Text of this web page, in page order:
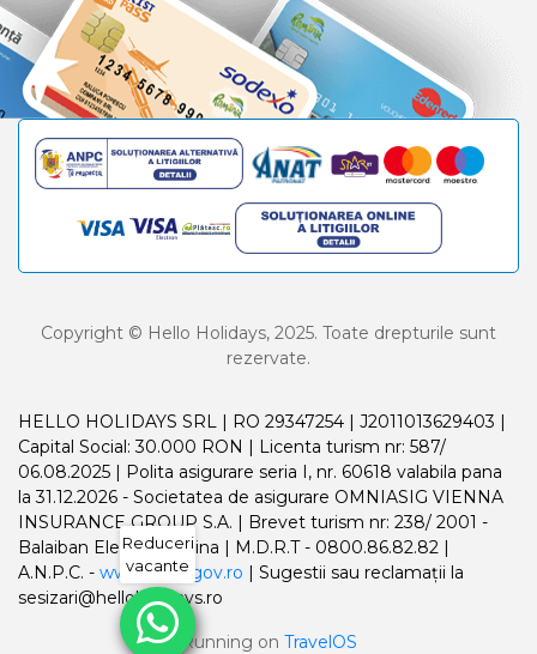
Copyright © Hello Holidays, 2025. Toate drepturile sunt
rezervate.
HELLO HOLIDAYS SRL | RO 29347254 | J2011013629403 |
Capital Social: 30.000 RON | Licenta turism nr: 587/
06.08.2025 | Polita asigurare seria I, nr. 60618 valabila pana
la 31.12.2026 - Societatea de asigurare OMNIASIG VIENNA
INSURANCE GROUP S.A. | Brevet turism nr: 238/ 2001 -
Balaiban Elena Madalina | M.D.R.T - 0800.86.82.82 |
A.N.P.C. - www.anpc.gov.ro | Sugestii sau reclamații la
sesizari@helloholidays.ro
Running on TravelOS
Reduceri
vacante